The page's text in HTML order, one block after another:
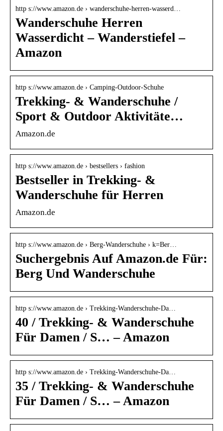
http s://www.amazon.de › wanderschuhe-herren-wasserd…
Wanderschuhe Herren
Wasserdicht – Wanderstiefel –
Amazon
http s://www.amazon.de › Camping-Outdoor-Schuhe
Trekking- & Wanderschuhe /
Sport & Outdoor Aktivitäte…
Amazon.de
http s://www.amazon.de › bestsellers › fashion
Bestseller in Trekking- &
Wanderschuhe für Herren
Amazon.de
http s://www.amazon.de › Berg-Wanderschuhe › k=Ber…
Suchergebnis Auf Amazon.de Für:
Berg Und Wanderschuhe
http s://www.amazon.de › Trekking-Wanderschuhe-Da…
40 / Trekking- & Wanderschuhe
Für Damen / S… – Amazon
http s://www.amazon.de › Trekking-Wanderschuhe-Da…
35 / Trekking- & Wanderschuhe
Für Damen / S… – Amazon